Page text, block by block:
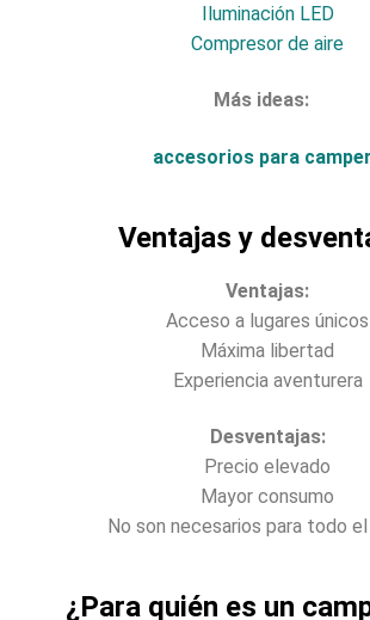
Iluminación LED
Compresor de aire
Más ideas:
accesorios para
Ventajas y
Ventajas:
Acceso a lugares únicos
Máxima libertad
Experiencia aventurera
Desventajas:
Precio elevado
Mayor consumo
No son necesarios para todo
¿Para quién es un